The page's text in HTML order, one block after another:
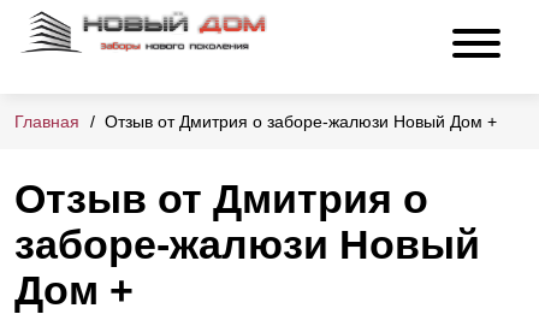
Главная Отзыв от Дмитрия о заборе-жалюзи Новый Дом +
Отзыв от Дмитрия о
заборе-жалюзи Новый
Дом +